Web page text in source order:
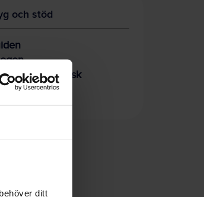
ditt
och stöd
analys - psykisk